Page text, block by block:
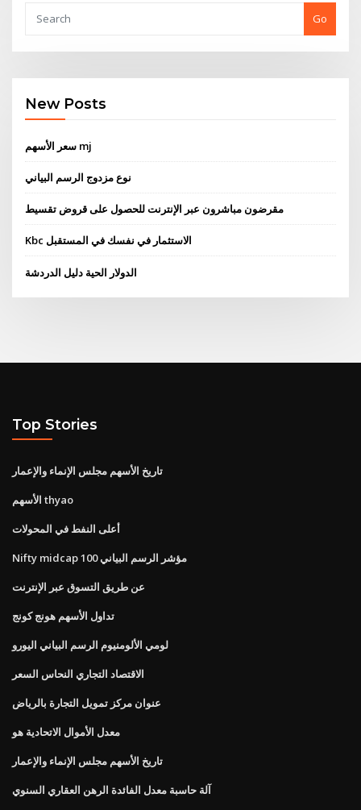
Go
New Posts
سعر الأسهم mj
نوع مزدوج الرسم البياني
مقرضون مباشرون عبر الإنترنت للحصول على قروض تقسيط
Kbc الاستثمار في نفسك في المستقبل
الدولار الحية دليل الدردشة
Top Stories
تاريخ الأسهم مجلس الإنماء والإعمار
الأسهم thyao
أعلى النفط في المحولات
Nifty midcap 100 مؤشر الرسم البياني
عن طريق التسوق عبر الإنترنت
تداول الأسهم هونج كونج
لومي الألومنيوم الرسم البياني اليورو
الاقتصاد التجاري النحاس السعر
عنوان مركز تمويل التجارة بالرياض
معدل الأموال الاتحادية هو
تاريخ الأسهم مجلس الإنماء والإعمار
آلة حاسبة معدل الفائدة الرهن العقاري السنوي